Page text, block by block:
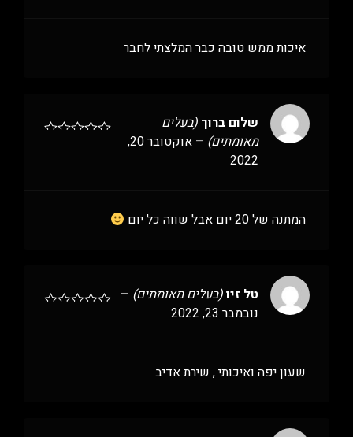
איכות ממש טובה כבר המלצתי לחבר
שלום ברוך (בעלים
מאומתים) –
אוקטובר 20,
2022
המתנה של 20 יום אבל שווה כל יום
טל זיו(בעלים מאומתים) –
נובמבר 23, 2022
שעון יפה ואיכותי , שירת אדיב